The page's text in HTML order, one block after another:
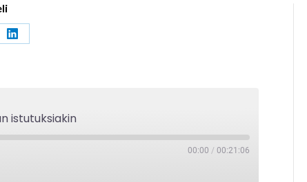
Share
istutuksiakin
00:00 / 00:21:06